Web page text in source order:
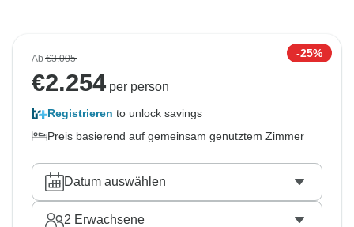
Ab€3.005 -25%
€2.254 per person
Registrieren to unlock savings
Preis basierend auf gemeinsam genutztem Zimmer
Datum auswählen
2 Erwachsene